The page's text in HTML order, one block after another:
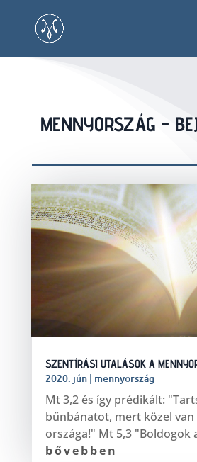
MENNYORSZÁG -
SZENTÍRÁSI UTALÁSOK A
2020. jún| mennyország
Mt 3,2 és így prédikált:
bűnbánatot, mert közel van
országa!" Mt 5,3 "Boldogok
bővebben